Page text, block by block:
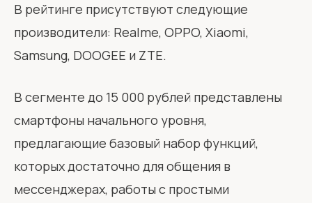
В рейтинге присутствуют следующие
производители: Realme, OPPO, Xiaomi,
Samsung, DOOGEE и ZTE.
В сегменте до 15 000 рублей представлены
смартфоны начального уровня,
предлагающие базовый набор функций,
которых достаточно для общения в
мессенджерах, работы с простыми